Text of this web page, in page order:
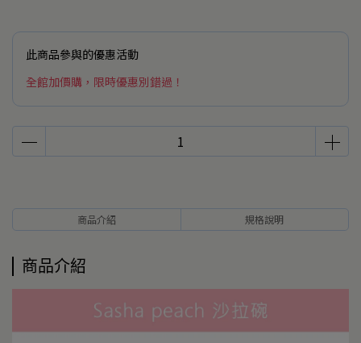
此商品參與的優惠活動
全館加價購，限時優惠別錯過！
商品介紹 規格說明
商品介紹